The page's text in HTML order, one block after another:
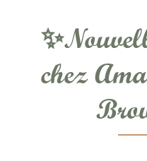
chez